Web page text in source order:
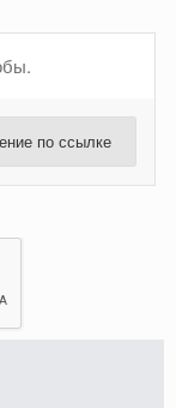
по ссылке